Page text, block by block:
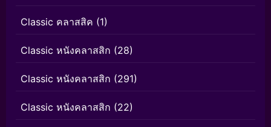
Classic คลาสสิค (1)
Classic หนังคลาสสิก (28)
Classic หนังคลาสสิก (291)
Classic หนังคลาสสิก (22)